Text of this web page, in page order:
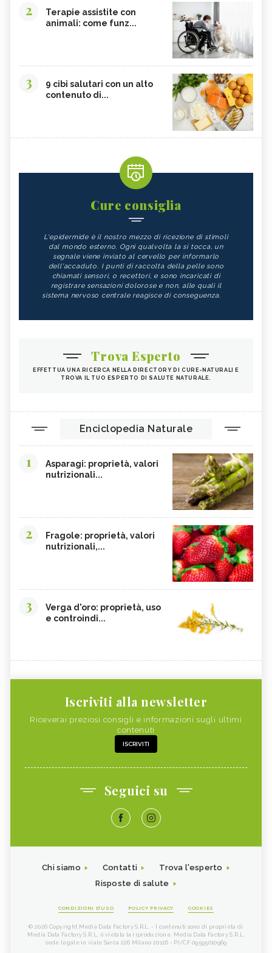
2
Terapie assistite con
animali: come funz...
3
9 cibi salutari con un alto
contenuto di...
Cure consiglia
L'epidermide è il nostro mezzo di ricezione di stimoli
dal mondo esterno. Ogni qualvolta la si tocca, un
segnale viene inviato al cervello per informarlo
dell'accaduto. I punti di raccolta della pelle sono
chiamati sensori, o recettori, e sono incaricati di
registrare sensazioni dolorose e non, alle quali il
sistema nervoso centrale reagisce di conseguenza.
Trova Esperto
EFFETTUA UNA RICERCA NELLA DIRECTORY DI CURE-NATURALI E
TROVA IL TUO ESPERTO DI SALUTE NATURALE.
Enciclopedia Naturale
1
Asparagi: proprietà, valori
nutrizionali...
2
Fragole: proprietà, valori
nutrizionali,...
3
Verga d'oro: proprietà, uso
e controindi...
Iscriviti alla newsletter
Riceverai preziosi consigli e informazioni sugli ultimi
contenuti
ISCRIVITI
Seguici su
Chi siamo Contatti
Trova l'esperto
Risposte di salute
CONDIZIONI D'USO POLICY PRIVACY COOKIES
© 2026 Copyright Media Data Factory S.R.L. - I contenuti sono di proprietà di
Media Data Factory S.R.L, è vietata la riproduzione. Media Data Factory S.R.L.
sede legale in viale Sarca 226 Milano 20126 - PI/CF 09595010969